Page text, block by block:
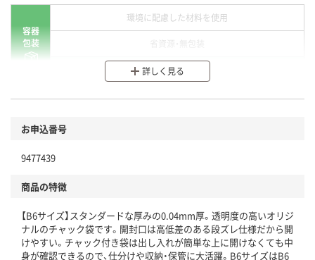
容器
包装
環境に配慮した材料を使用
分別・リサイクルしやすい設計
本体
仕組
アスクルで資源循環している
温室効果ガスなどの削減
詳しく見る
お申込番号
9477439
商品の特徴
【B6サイズ】スタンダードな厚みの0.04mm厚。透明度の高いオリジ
ナルのチャック袋です。開封口は高低差のある段ズレ仕様だから開
けやすい。チャック付き袋は出し入れが簡単な上に開けなくても中
身が確認できるので、仕分けや収納・保管に大活躍。B6サイズはB6